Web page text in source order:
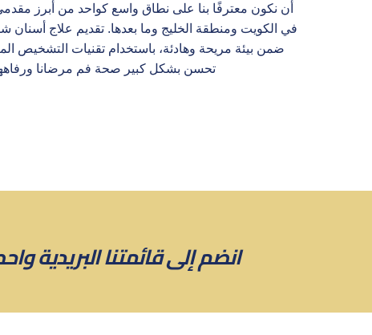
أن نكون معترفًا بنا على نطاق واسع كواحد من أبرز
في الكويت ومنطقة الخليج وما بعدها. تقديم علاج
ضمن بيئة مريحة وهادئة، باستخدام تقنيات التشخيص
تحسن بشكل كبير صحة فم مرضانا
انضم إلى قائمتنا البريدية